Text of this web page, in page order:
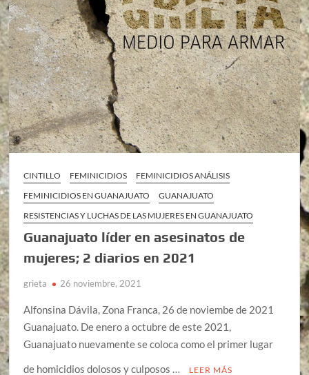
CINTILLO FEMINICIDIOS
FEMINICIDIOS ANÁLISIS
FEMINICIDIOS EN GUANAJUATO
GUANAJUATO
RESISTENCIAS Y LUCHAS DE LAS MUJERES EN GUANAJUATO
Guanajuato líder en asesinatos de
mujeres; 2 diarios en 2021
grieta 26 noviembre, 2021
Alfonsina Dávila, Zona Franca, 26 de noviembe de 2021
Guanajuato. De enero a octubre de este 2021,
Guanajuato nuevamente se coloca como el primer lugar
de homicidios dolosos y culposos …
LEER MÁS